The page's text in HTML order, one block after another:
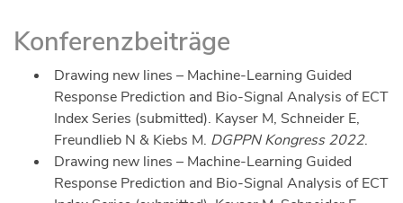
Konferenzbeiträge
Drawing new lines – Machine-Learning Guided
Response Prediction and Bio-Signal Analysis of ECT
Index Series (submitted). Kayser M, Schneider E,
Freundlieb N & Kiebs M. DGPPN Kongress 2022.
Drawing new lines – Machine-Learning Guided
Response Prediction and Bio-Signal Analysis of ECT